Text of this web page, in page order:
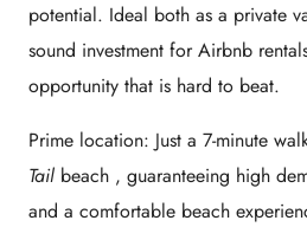
potential. Ideal both as a private
sound investment for Airbnb
opportunity that is hard to beat.
Prime location: Just a 7-minute
Tail beach , guaranteeing high
and a comfortable beach